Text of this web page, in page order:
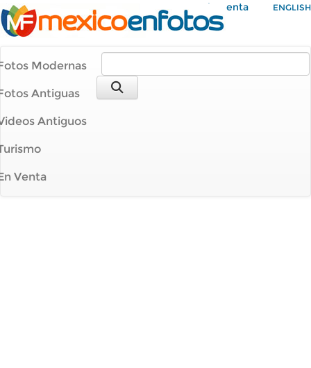
Mi Cuenta ENGLISH
Modernas
Antiguas
Antiguos
Venta